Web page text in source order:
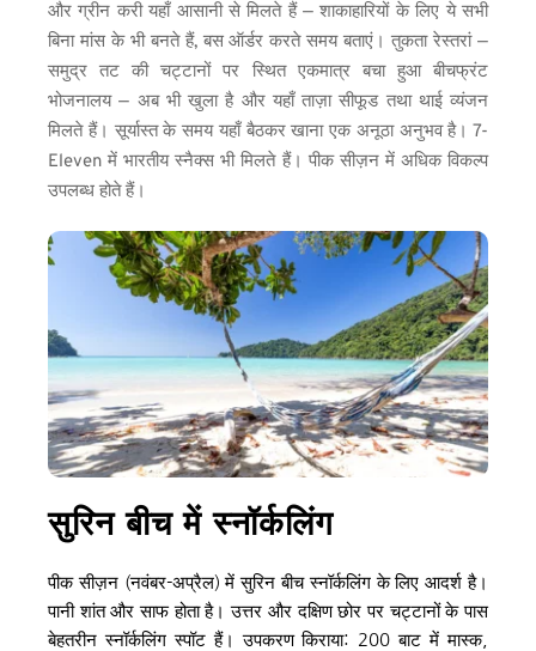
और ग्रीन करी यहाँ आसानी से मिलते हैं — शाकाहारियों के लिए ये सभी
बिना मांस के भी बनते हैं, बस ऑर्डर करते समय बताएं। तुकता रेस्तरां —
समुद्र तट की चट्टानों पर स्थित एकमात्र बचा हुआ बीचफ्रंट
भोजनालय — अब भी खुला है और यहाँ ताज़ा सीफूड तथा थाई व्यंजन
मिलते हैं। सूर्यास्त के समय यहाँ बैठकर खाना एक अनूठा अनुभव है। 7-
Eleven में भारतीय स्नैक्स भी मिलते हैं। पीक सीज़न में अधिक विकल्प
उपलब्ध होते हैं।
सुरिन बीच में स्नॉर्कलिंग
पीक सीज़न (नवंबर-अप्रैल) में सुरिन बीच स्नॉर्कलिंग के लिए आदर्श है।
पानी शांत और साफ होता है। उत्तर और दक्षिण छोर पर चट्टानों के पास
बेहतरीन स्नॉर्कलिंग स्पॉट हैं। उपकरण किराया: 200 बाट में मास्क,